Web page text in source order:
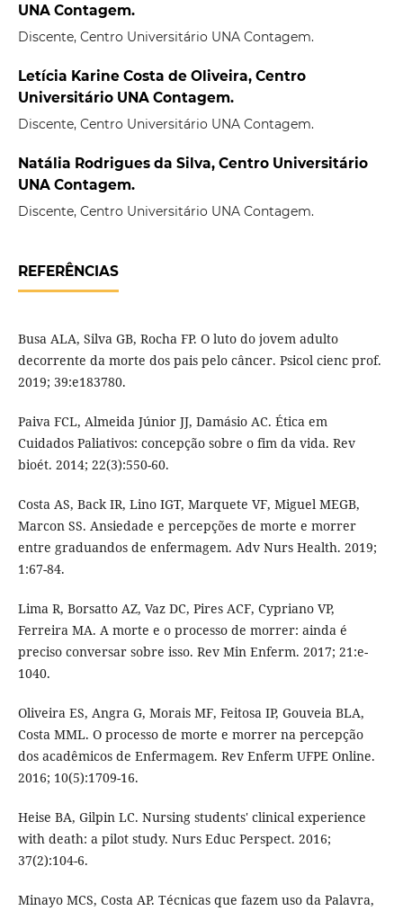
UNA Contagem.
Discente, Centro Universitário UNA Contagem.
Letícia Karine Costa de Oliveira, Centro
Universitário UNA Contagem.
Discente, Centro Universitário UNA Contagem.
Natália Rodrigues da Silva, Centro Universitário
UNA Contagem.
Discente, Centro Universitário UNA Contagem.
REFERÊNCIAS
Busa ALA, Silva GB, Rocha FP. O luto do jovem adulto
decorrente da morte dos pais pelo câncer. Psicol cienc prof.
2019; 39:e183780.
Paiva FCL, Almeida Júnior JJ, Damásio AC. Ética em
Cuidados Paliativos: concepção sobre o fim da vida. Rev
bioét. 2014; 22(3):550-60.
Costa AS, Back IR, Lino IGT, Marquete VF, Miguel MEGB,
Marcon SS. Ansiedade e percepções de morte e morrer
entre graduandos de enfermagem. Adv Nurs Health. 2019;
1:67-84.
Lima R, Borsatto AZ, Vaz DC, Pires ACF, Cypriano VP,
Ferreira MA. A morte e o processo de morrer: ainda é
preciso conversar sobre isso. Rev Min Enferm. 2017; 21:e-
1040.
Oliveira ES, Angra G, Morais MF, Feitosa IP, Gouveia BLA,
Costa MML. O processo de morte e morrer na percepção
dos acadêmicos de Enfermagem. Rev Enferm UFPE Online.
2016; 10(5):1709-16.
Heise BA, Gilpin LC. Nursing students' clinical experience
with death: a pilot study. Nurs Educ Perspect. 2016;
37(2):104-6.
Minayo MCS, Costa AP. Técnicas que fazem uso da Palavra,